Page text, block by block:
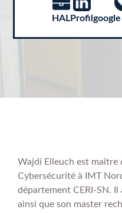
HALProfil
Wajdi Elleuch est maître
Cybersécurité à IMT
département CERI-SN.
ainsi que son master